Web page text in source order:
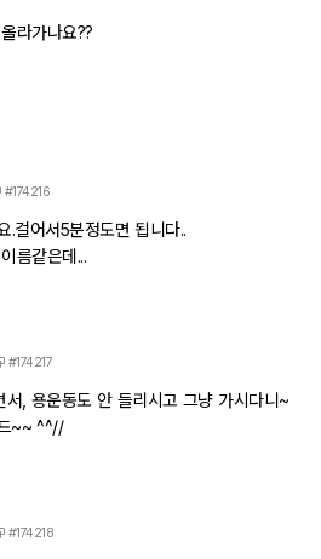
라가나요??
#174216
.걸어서5분정도면 됩니다..
름같은데...
#174217
서, 용운동도 안 들리시고 그냥 가시다니~
~~ ^^//
#174218